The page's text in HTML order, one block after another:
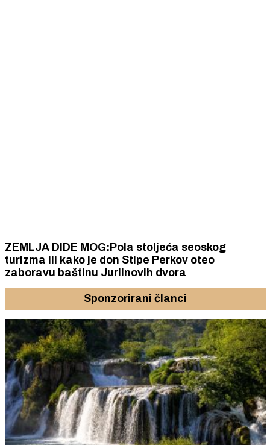
ZEMLJA DIDE MOG:Pola stoljeća seoskog
turizma ili kako je don Stipe Perkov oteo
zaboravu baštinu Jurlinovih dvora
Sponzorirani članci